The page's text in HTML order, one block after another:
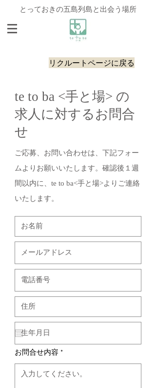
とっておきの五島列島と出会う場所
リクルートページに戻る
te to ba <手と場> の
求人に対するお問合
せ
ご応募、お問い合わせは、下記フォー
ムよりお願いいたします。確認後１週
間以内に、te to ba<手と場>よりご連絡
いたします。
お問合せ内容